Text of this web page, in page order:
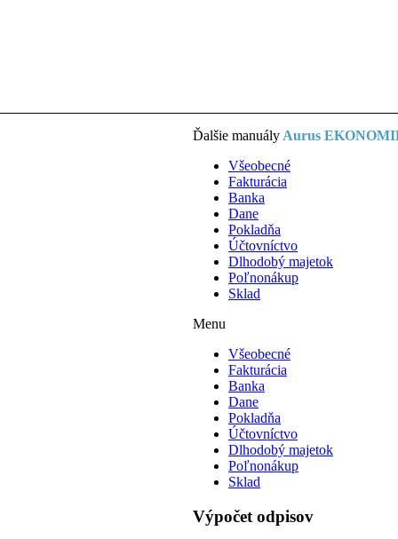
Ďalšie manuály Aurus
Všeobecné
Fakturácia
Banka
Dane
Pokladňa
Účtovníctvo
Dlhodobý majetok
Poľnonákup
Sklad
Menu
Všeobecné
Fakturácia
Banka
Dane
Pokladňa
Účtovníctvo
Dlhodobý majetok
Poľnonákup
Sklad
Výpočet odpisov